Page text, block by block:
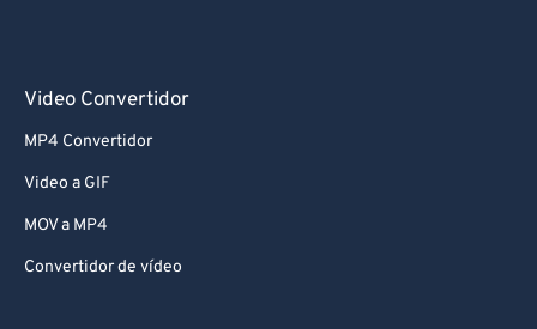
Video Convertidor
MP4 Convertidor
Video a GIF
MOV a MP4
Convertidor de vídeo